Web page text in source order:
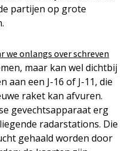
partijen op grote
we onlangs over schreven
maar kan wel dichtbij
aan een J-16 of J-11, die
raket kan afvuren.
gevechtsapparaat erg
radarstations. Die
gehaald worden door